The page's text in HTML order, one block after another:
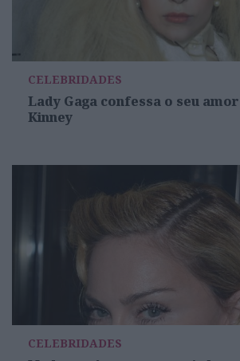
CELEBRIDADES
Lady Gaga confessa o seu
Kinney
CELEBRIDADES